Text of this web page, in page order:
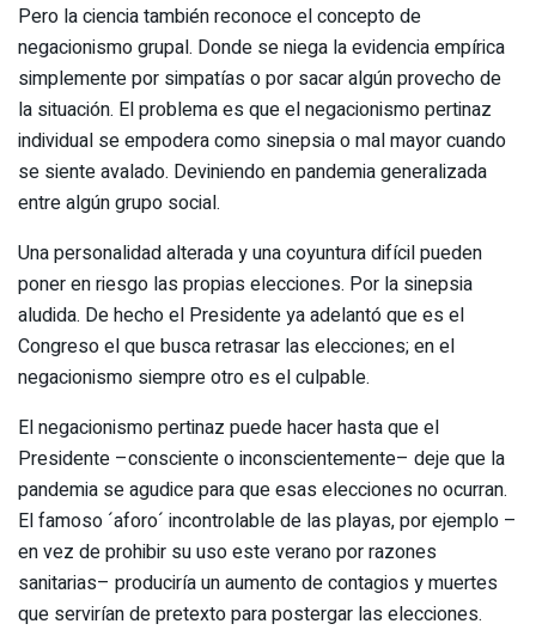
Pero la ciencia también reconoce el concepto de
negacionismo grupal. Donde se niega la evidencia empírica
simplemente por simpatías o por sacar algún provecho de
la situación. El problema es que el negacionismo pertinaz
individual se empodera como sinepsia o mal mayor cuando
se siente avalado. Deviniendo en pandemia generalizada
entre algún grupo social.
Una personalidad alterada y una coyuntura difícil pueden
poner en riesgo las propias elecciones. Por la sinepsia
aludida. De hecho el Presidente ya adelantó que es el
Congreso el que busca retrasar las elecciones; en el
negacionismo siempre otro es el culpable.
El negacionismo pertinaz puede hacer hasta que el
Presidente –consciente o inconscientemente– deje que la
pandemia se agudice para que esas elecciones no ocurran.
El famoso ´aforo´ incontrolable de las playas, por ejemplo –
en vez de prohibir su uso este verano por razones
sanitarias– produciría un aumento de contagios y muertes
que servirían de pretexto para postergar las elecciones.